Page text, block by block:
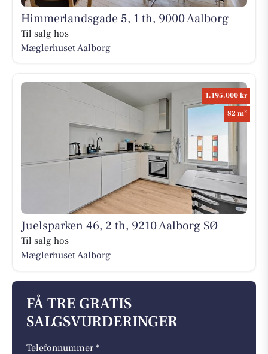
Himmerlandsgade 5, 1 th, 9000 Aalborg
Til salg hos
Mæglerhuset Aalborg
1.195.000 kr
82 m2
Juelsparken 46, 2 th, 9210 Aalborg SØ
Til salg hos
Mæglerhuset Aalborg
FÅ TRE GRATIS
SALGSVURDERINGER
Telefonnummer *